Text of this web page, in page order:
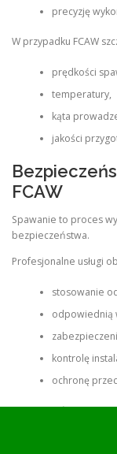
precyzję
W przypadku FCAW
prędkości
temperatury,
kąta
jakości
FCAW
Spawanie to proces
bezpieczeństwa.
Profesjonalne usługi
stosowanie
odpowiednią
kontrolę
ochronę
Bezpieczeństwo jest
przemysłowych oraz